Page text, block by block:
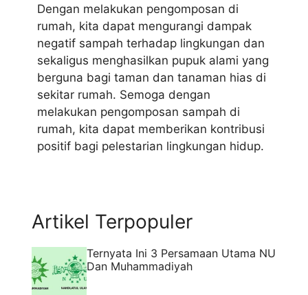
Dengan melakukan pengomposan di
rumah, kita dapat mengurangi dampak
negatif sampah terhadap lingkungan dan
sekaligus menghasilkan pupuk alami yang
berguna bagi taman dan tanaman hias di
sekitar rumah. Semoga dengan
melakukan pengomposan sampah di
rumah, kita dapat memberikan kontribusi
positif bagi pelestarian lingkungan hidup.
Artikel Terpopuler
Ternyata Ini 3 Persamaan Utama NU
Dan Muhammadiyah